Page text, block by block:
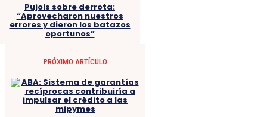
Pujols sobre derrota:
“Aprovecharon nuestros
errores y dieron los batazos
oportunos”
PRÓXIMO ARTÍCULO